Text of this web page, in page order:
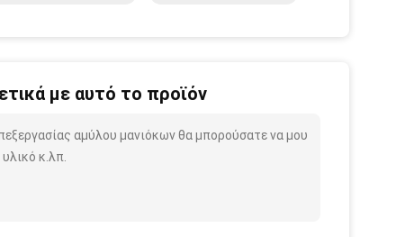
με αυτό το προϊόν
αμύλου μανιόκων θα μπορούσατε να μου
κ.λπ.